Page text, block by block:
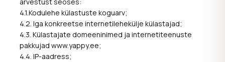
4.1.Kodulehe külastuste koguarv;
4.2. Iga konkreetse internetilehekülje külastajad;
4.3. Külastajate domeeninimed ja internetiteenuste
pakkujad www.yappy.ee;
4.4. IP-aadress;